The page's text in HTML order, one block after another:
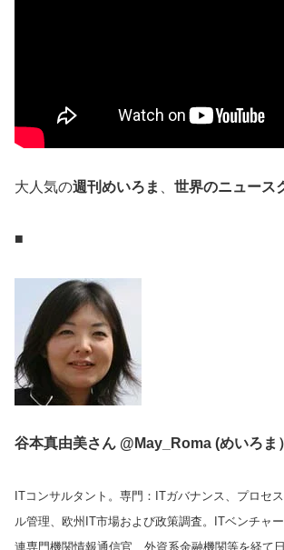
大人気の週刊めいろま 世界のニュース
■
谷本真由美さん @May_Roma (めいろま）
ITコンサルタント。専門：ITガバナンス、プロセ
ル管理、欧州IT市場および政策調査。ITベンチャ
連専門機関情報通信官、外資系金融機関等を経て